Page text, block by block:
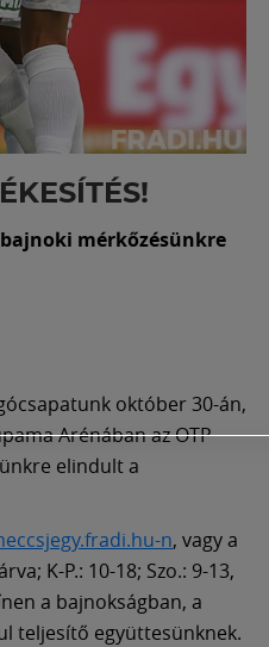
mérkőzésünkre
október 30-án,
Arénában az OTP
elindult a
n, vagy a
K-P.: 10-18; Szo.: 9-13,
a bajnokságban, a
teljesítő együttesünknek.